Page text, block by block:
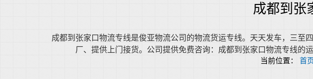
成都到张
成都到张家口物流专线是俊亚物流公司的物流货运专线。天天发车，三
厂、提供上门接货。公司提供免费咨询：成都到张家口物流专线的
当前位置：
首